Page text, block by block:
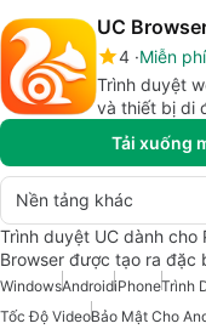
UC
4 Miễn phí
Trình duyệt
và thiết bị di
Tải xuống
Nền tảng khác
Trình duyệt UC dành cho
Browser được tạo ra
WindowsAndroidiPhoneTrình
Tốc Độ VideoBảo Mật Cho